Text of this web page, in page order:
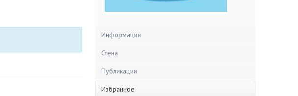
Информация
Стена
Публикации
Избранное